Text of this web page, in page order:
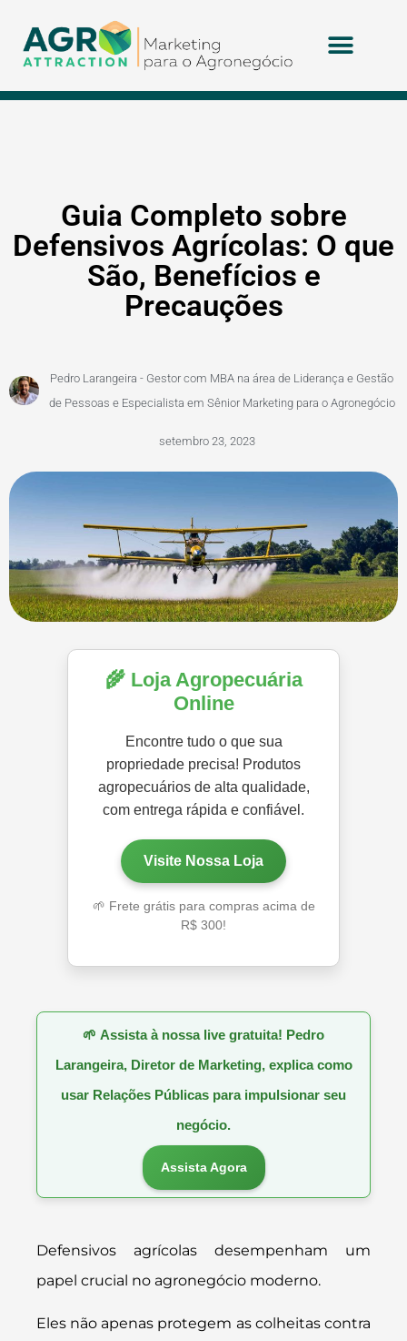
Guia Completo sobre
Defensivos Agrícolas: O que
São, Benefícios e
Precauções
Pedro Larangeira - Gestor com MBA na área de Liderança e Gestão
de Pessoas e Especialista em Sênior Marketing para o Agronegócio
setembro 23, 2023
🌾 Loja Agropecuária
Online
Encontre tudo o que sua
propriedade precisa! Produtos
agropecuários de alta qualidade,
com entrega rápida e confiável.
Visite Nossa Loja
🌱 Frete grátis para compras acima de
R$ 300!
🌱 Assista à nossa live gratuita! Pedro
Larangeira, Diretor de Marketing, explica como
usar Relações Públicas para impulsionar seu
negócio.
Assista Agora
Defensivos agrícolas desempenham um
papel crucial no agronegócio moderno.
Eles não apenas protegem as colheitas contra